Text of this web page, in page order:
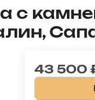
с
43 500